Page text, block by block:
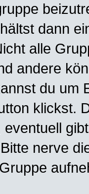
dann
alle
andere
du um
klickst.
nerve